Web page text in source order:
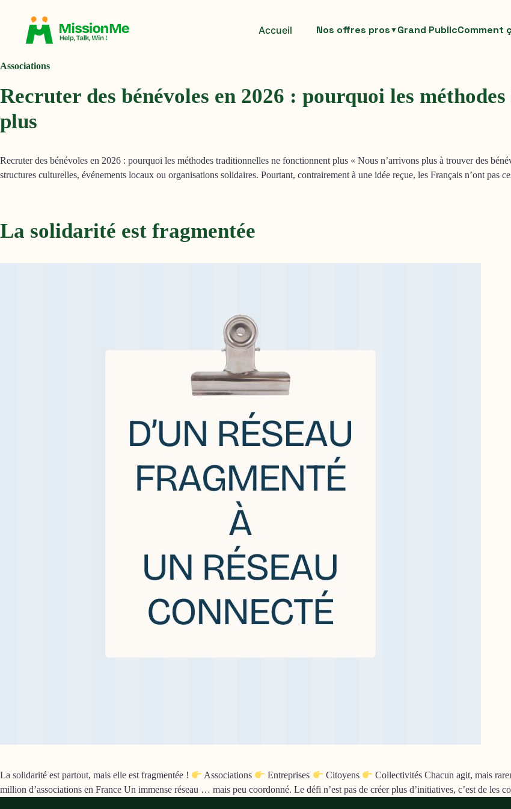
contenu
Accueil Nos offres pros▼Grand PublicComment
Associations
Recruter des bénévoles en 2026 : pourquoi les
plus
Recruter des bénévoles en 2026 : pourquoi les méthodes traditionnelles ne fonctionnent plus « Nous n’arrivons plus à trouver des
structures culturelles, événements locaux ou organisations solidaires. Pourtant, contrairement à une idée reçue, les Français n’ont pas
La solidarité est fragmentée
La solidarité est partout, mais elle est fragmentée ! Associations Entreprises Citoyens
Collectivités Chacun agit, mais
million d’associations en France Un immense réseau … mais peu coordonné. Le défi n’est pas de créer plus d’initiatives, c’est de les